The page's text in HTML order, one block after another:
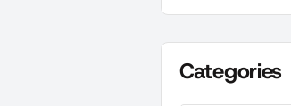
Categories